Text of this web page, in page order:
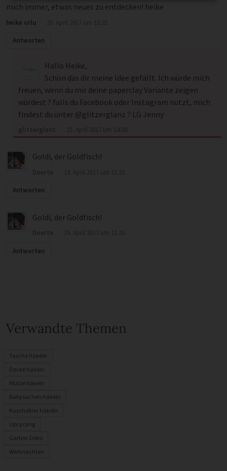
mich immer, etwas neues zu entdecken! heike
heike orlu
Antworten
Hallo Heike,
Schön das dir meine Idee gefällt. Ich würde mich
freuen, wenn du mir deine paperclay Variante zeigen
würdest ? falls du Facebook oder Instagram nutzt, mich
findest du unter @glitzerglanz ? LG Jenny
Goldi, der Goldfisch!
Antworten
Goldi, der Goldfisch!
Antworten
Verwandte Themen
Tasche häkeln
Decke häkeln
Mütze häkeln
Babysachen häkeln
Kuscheltier häkeln
Upcycling
Garten-Deko
Weihnachten